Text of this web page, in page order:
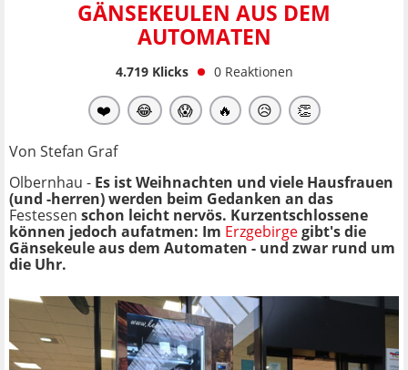
GÄNSEKEULEN AUS DEM
AUTOMATEN
4.719Klicks 0 Reaktionen
❤️ 😂 😱 🔥 😥 👏
Von Stefan Graf
Olbernhau - Es istWeihnachten und viele Hausfrauen
(und -herren) werden beim Gedanken an das
Festessen schon leicht nervös. Kurzentschlossene
können jedoch aufatmen: Im Erzgebirgegibt's die
Gänsekeule aus dem Automaten - und zwar rund um
die Uhr.